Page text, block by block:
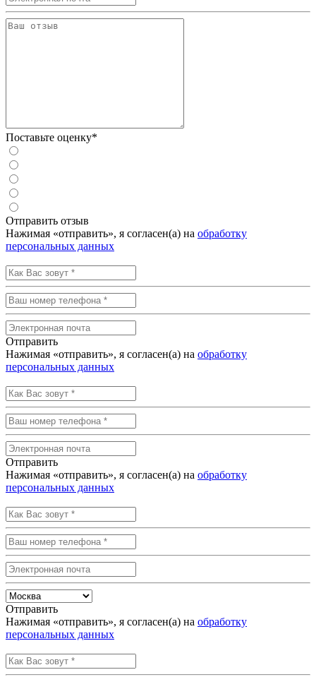
Поставьте оценку*
Отправить отзыв
Нажимая «отправить», я согласен(а) на обработку
персональных данных
Отправить
Нажимая «отправить», я согласен(а) на обработку
персональных данных
Отправить
Нажимая «отправить», я согласен(а) на обработку
персональных данных
Отправить
Нажимая «отправить», я согласен(а) на обработку
персональных данных